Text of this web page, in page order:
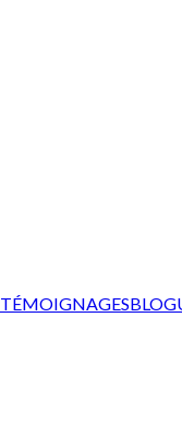
TÉMOIGNAGES